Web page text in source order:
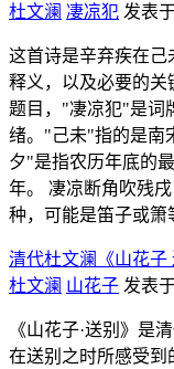
杜文澜 凄凉犯 发表
这首诗是辛弃疾在己
释义，以及必要的关
题目，"凄凉犯"是词
绪。"己未"指的是南
夕"是指农历年底的
年。 凄凉断角吹残
种，可能是笛子或
清代杜文澜《山花子
杜文澜 山花子 发表
《山花子·送别》是
在送别之时所感受到